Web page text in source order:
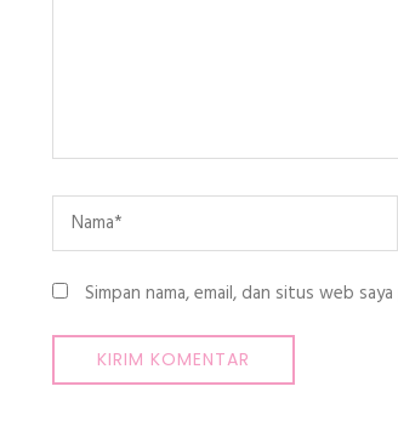
Name
Simpan nama, email, dan situs web